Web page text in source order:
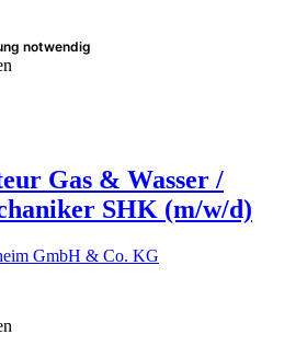
notwendig
Gas & Wasser /
SHK (m/w/d)
GmbH & Co. KG